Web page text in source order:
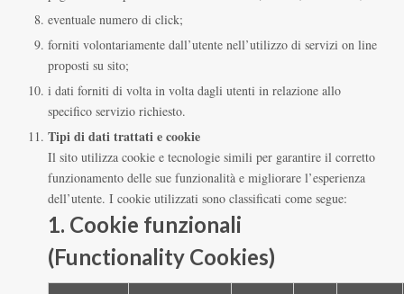
eventuale numero di click;
forniti volontariamente dall’utente nell’utilizzo di servizi on line
proposti su sito;
i dati forniti di volta in volta dagli utenti in relazione allo
specifico servizio richiesto.
Tipi di dati trattati e cookie
Il sito utilizza cookie e tecnologie simili per garantire il corretto
funzionamento delle sue funzionalità e migliorare l’esperienza
dell’utente. I cookie utilizzati sono classificati come segue:
1. Cookie funzionali
(Functionality Cookies)